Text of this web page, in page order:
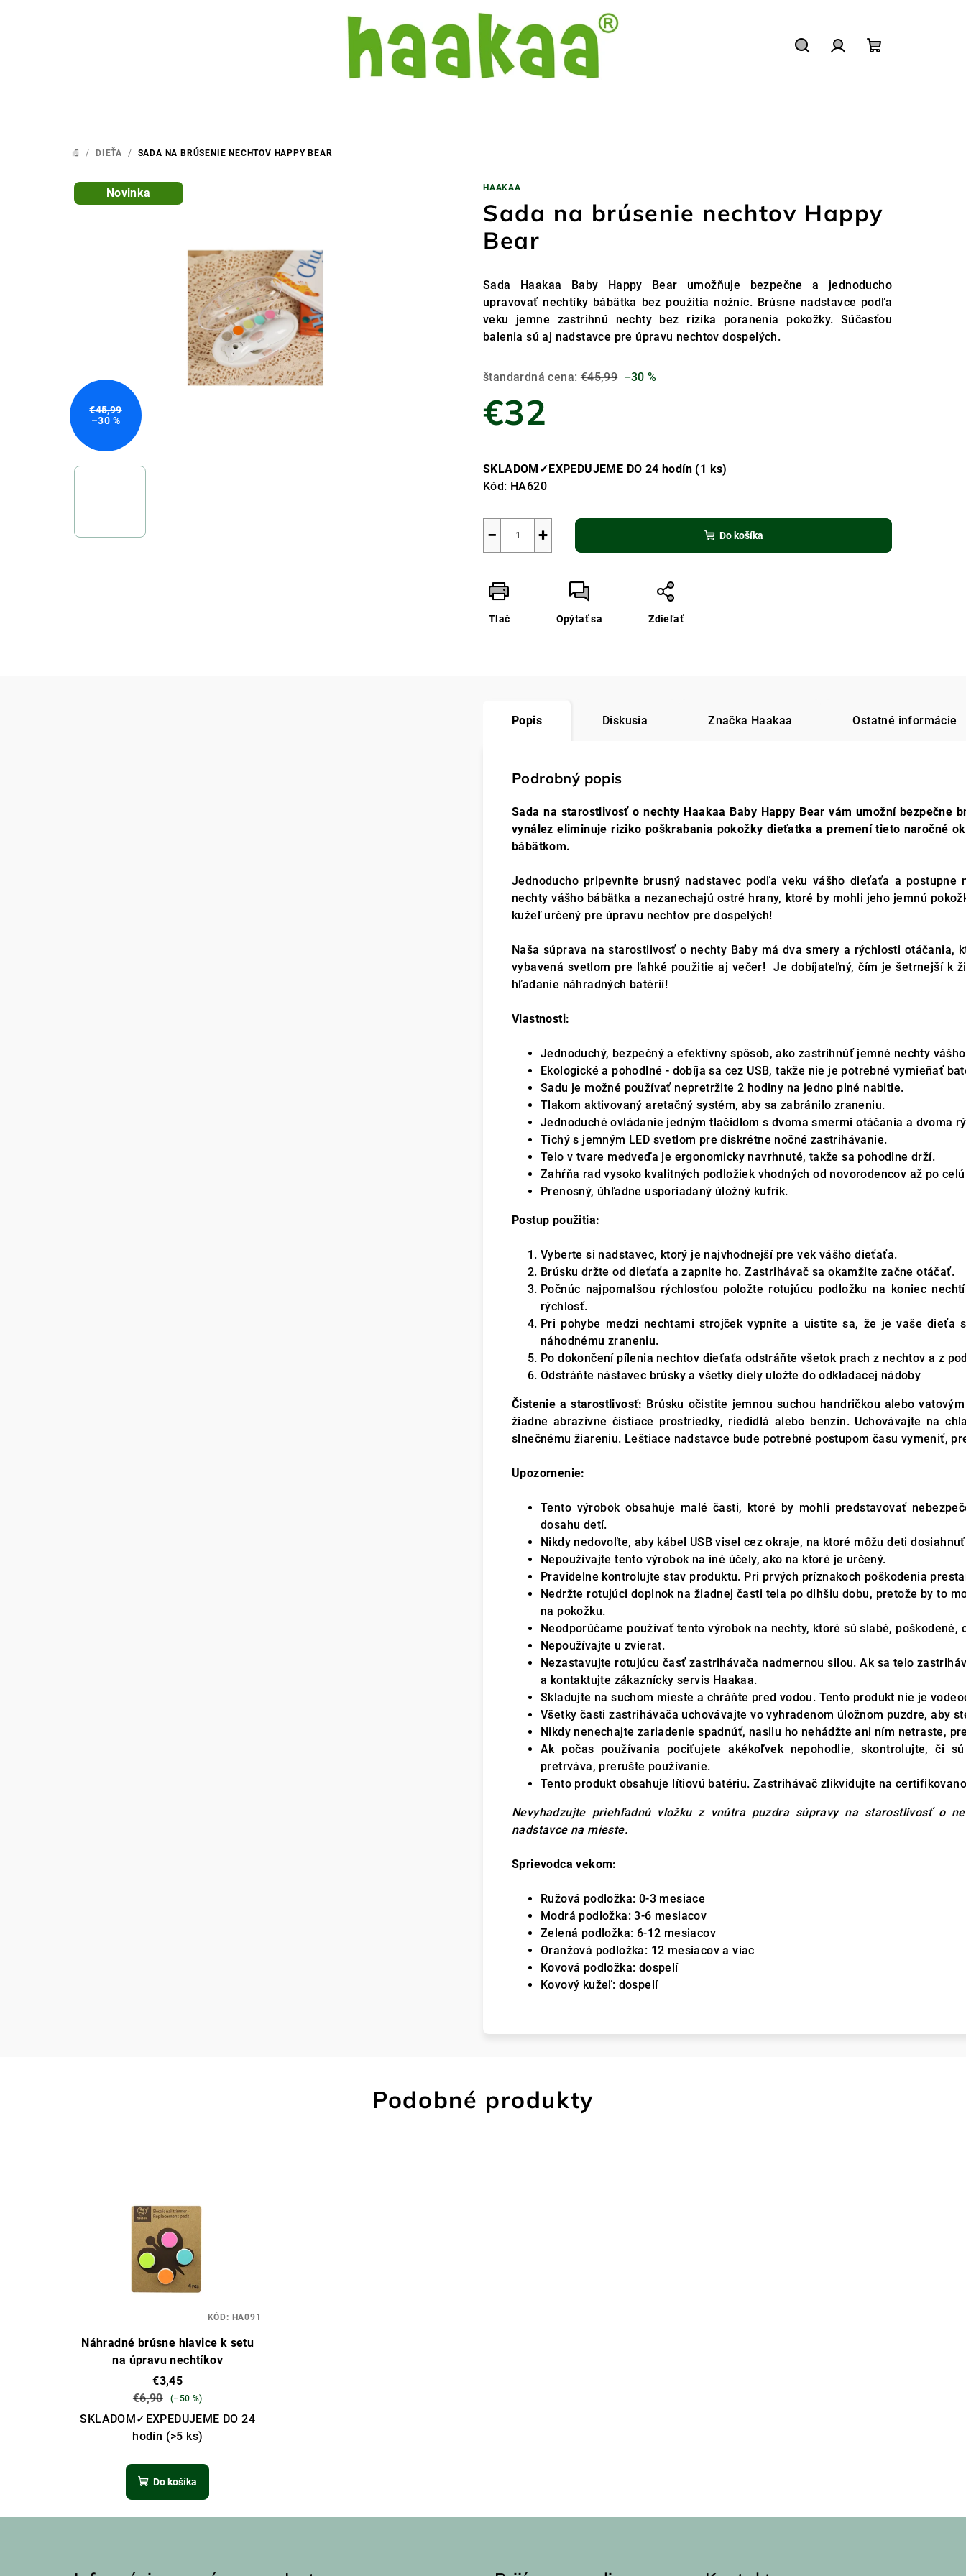
DOMOV
/ DIEŤA / SADA NA BRÚSENIE NECHTOV HAPPY BEAR
HAAKAA
Sada na brúsenie nechtov Happy
Bear
Sada Haakaa Baby Happy Bear umožňuje bezpečne a jednoducho
upravovať nechtíky bábätka bez použitia nožníc. Brúsne nadstavce podľa
veku jemne zastrihnú nechty bez rizika poranenia pokožky. Súčasťou
balenia sú aj nadstavce pre úpravu nechtov dospelých.
štandardná cena: €45,99 –30 %
€32
cena:
SKLADOM✓EXPEDUJEME DO 24 hodín (1 ks)
Kód: HA620
+
− Do košíka
Tlač Opýtať sa Zdieľať
Novinka
€45,99
–30 %
Popis Diskusia Značka Haakaa Ostatné informácie
Podrobný popis
Sada na starostlivosť o nechty Haakaa Baby Happy Bear vám umožní bezpečne
vynález eliminuje riziko poškrabania pokožky dieťatka a premení tieto naročné
bábätkom.
Jednoducho pripevnite brusný nadstavec podľa veku vášho dieťaťa a postupne
nechty vášho bábätka a nezanechajú ostré hrany, ktoré by mohli jeho jemnú
kužeľ určený pre úpravu nechtov pre dospelých!
Naša súprava na starostlivosť o nechty Baby má dva smery a rýchlosti otáčania,
vybavená svetlom pre ľahké použitie aj večer! Je dobíjateľný, čím je šetrnejší k
hľadanie náhradných batérií!
Vlastnosti:
Jednoduchý, bezpečný a efektívny spôsob, ako zastrihnúť jemné nechty
Ekologické a pohodlné - dobíja sa cez USB, takže nie je potrebné vymieňať
Sadu je možné používať nepretržite 2 hodiny na jedno plné nabitie.
Tlakom aktivovaný aretačný systém, aby sa zabránilo zraneniu.
Jednoduché ovládanie jedným tlačidlom s dvoma smermi otáčania a dvoma
Tichý s jemným LED svetlom pre diskrétne nočné zastrihávanie.
Telo v tvare medveďa je ergonomicky navrhnuté, takže sa pohodlne drží.
Zahŕňa rad vysoko kvalitných podložiek vhodných od novorodencov až po
Prenosný, úhľadne usporiadaný úložný kufrík.
Postup použitia:
Vyberte si nadstavec, ktorý je najvhodnejší pre vek vášho dieťaťa.
Brúsku držte od dieťaťa a zapnite ho. Zastrihávač sa okamžite začne otáčať.
Počnúc najpomalšou rýchlosťou položte rotujúcu podložku na koniec
rýchlosť.
Pri pohybe medzi nechtami strojček vypnite a uistite sa, že je vaše dieťa
náhodnému zraneniu.
Po dokončení pílenia nechtov dieťaťa odstráňte všetok prach z nechtov a z
Odstráňte nástavec brúsky a všetky diely uložte do odkladacej nádoby
Čistenie a starostlivosť: Brúsku očistite jemnou suchou handričkou alebo
žiadne abrazívne čistiace prostriedky, riedidlá alebo benzín. Uchovávajte na
slnečnému žiareniu. Leštiace nadstavce bude potrebné postupom času vymeniť,
Upozornenie:
Tento výrobok obsahuje malé časti, ktoré by mohli predstavovať
dosahu detí.
Nikdy nedovoľte, aby kábel USB visel cez okraje, na ktoré môžu deti
Nepoužívajte tento výrobok na iné účely, ako na ktoré je určený.
Pravidelne kontrolujte stav produktu. Pri prvých príznakoch poškodenia
Nedržte rotujúci doplnok na žiadnej časti tela po dlhšiu dobu, pretože by to
na pokožku.
Neodporúčame používať tento výrobok na nechty, ktoré sú slabé, poškodené,
Nepoužívajte u zvierat.
Nezastavujte rotujúcu časť zastrihávača nadmernou silou. Ak sa telo
a kontaktujte zákaznícky servis Haakaa.
Skladujte na suchom mieste a chráňte pred vodou. Tento produkt nie je
Všetky časti zastrihávača uchovávajte vo vyhradenom úložnom puzdre, aby
Nikdy nenechajte zariadenie spadnúť, nasilu ho nehádžte ani ním netraste,
Ak počas používania pociťujete akékoľvek nepohodlie, skontrolujte, či
pretrváva, prerušte používanie.
Tento produkt obsahuje lítiovú batériu. Zastrihávač zlikvidujte na
Nevyhadzujte priehľadnú vložku z vnútra puzdra súpravy na starostlivosť o
nadstavce na mieste.
Sprievodca vekom:
Ružová podložka: 0-3 mesiace
Modrá podložka: 3-6 mesiacov
Zelená podložka: 6-12 mesiacov
Oranžová podložka: 12 mesiacov a viac
Kovová podložka: dospelí
Kovový kužeľ: dospelí
Podobné produkty
Náhradné brúsne hlavice k setu
na úpravu nechtíkov
€3,45
€6,90
(–50 %)
SKLADOM✓EXPEDUJEME DO 24
hodín (>5 ks)
Do košíka
KÓD: HA091